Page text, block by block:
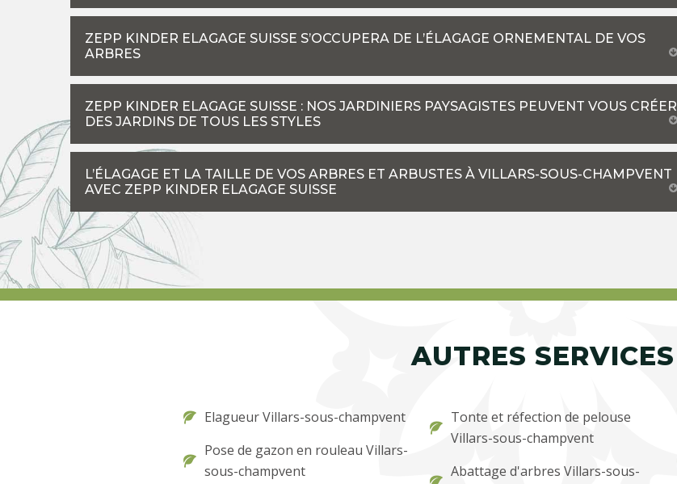
ZEPP KINDER ELAGAGE SUISSE S’OCCUPERA DE L’ÉLAGAGE ORNEMENTAL DE VOS
ARBRES
ZEPP KINDER ELAGAGE SUISSE : NOS JARDINIERS PAYSAGISTES PEUVENT VOUS CRÉER
DES JARDINS DE TOUS LES STYLES
L’ÉLAGAGE ET LA TAILLE DE VOS ARBRES ET ARBUSTES À VILLARS-SOUS-CHAMPVENT
AVEC ZEPP KINDER ELAGAGE SUISSE
AUTRES SERVICES
Elagueur Villars-sous-champvent
Pose de gazon en rouleau Villars-
sous-champvent
Tonte et réfection de pelouse
Villars-sous-champvent
Abattage d'arbres Villars-sous-